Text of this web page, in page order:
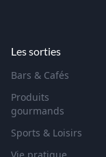
Les sorties
Bars & Cafés
Produits
gourmands
Sports & Loisirs